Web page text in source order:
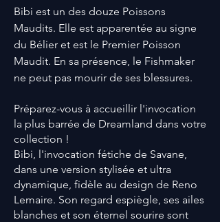
Bibi est un des douze Poissons
Maudits. Elle est apparentée au signe
du Bélier et est le Premier Poisson
Maudit. En sa présence, le Fishmaker
ne peut pas mourir de ses blessures.
Préparez-vous à accueillir l'invocation
la plus barrée de Dreamland dans votre
collection !
Bibi, l'invocation fétiche de Savane,
dans une version stylisée et ultra
dynamique, fidèle au design de Reno
Lemaire. Son regard espiègle, ses ailes
blanches et son éternel sourire sont